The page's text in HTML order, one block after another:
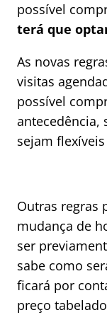
possível
terá que
As novas
visitas
possível
antecedência,
sejam
Outras regras
mudança de
ser
sabe como
ficará por
preço